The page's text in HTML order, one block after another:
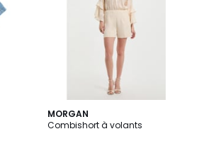
MORGAN
Combishort à volants